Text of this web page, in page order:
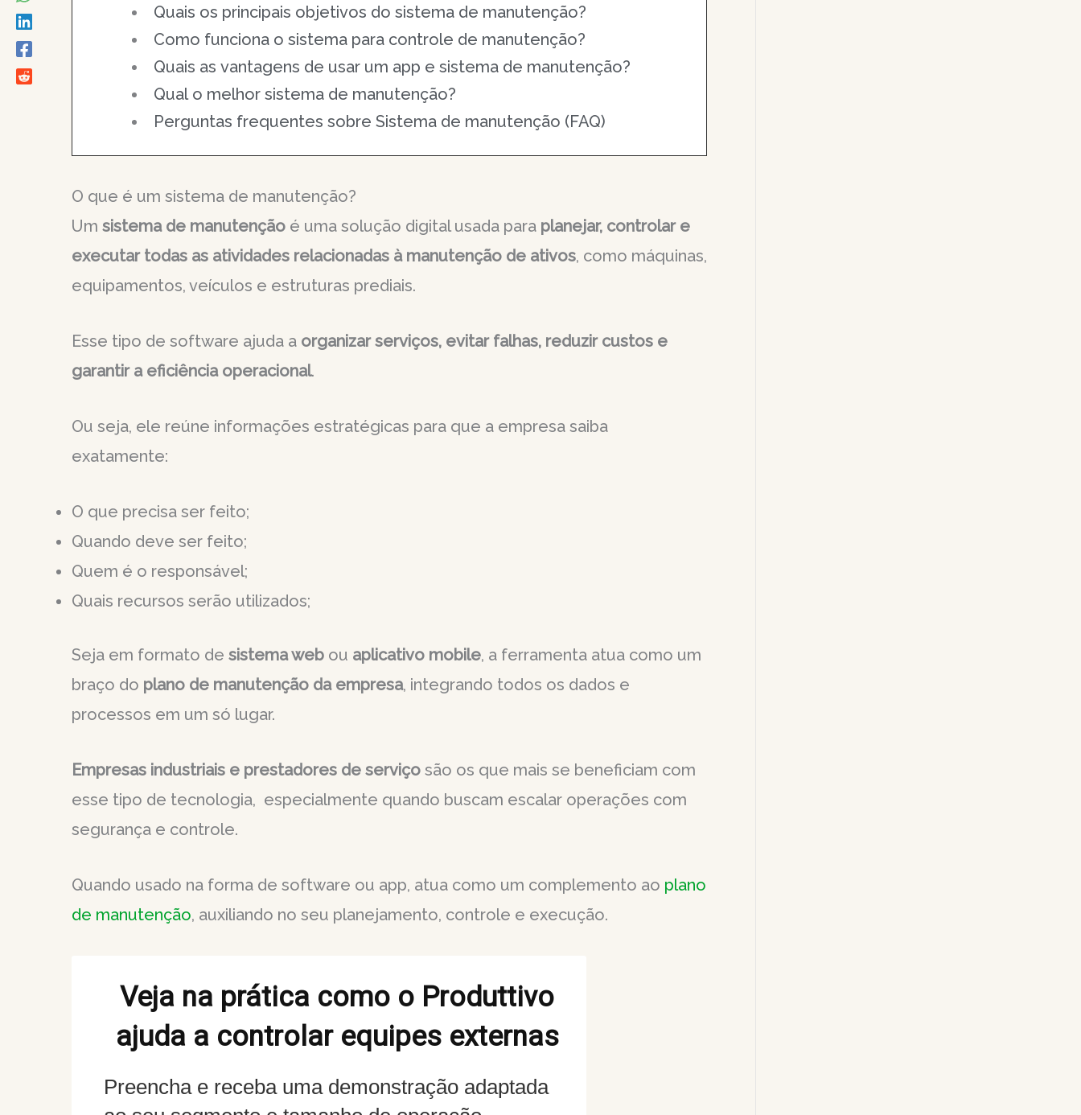
Quais os principais objetivos do sistema de manutenção?
Como funciona o sistema para controle de manutenção?
Quais as vantagens de usar um app e sistema de manutenção?
Qual o melhor sistema de manutenção?
Perguntas frequentes sobre Sistema de manutenção (FAQ)
O que é um sistema de manutenção?
Um sistema de manutenção é uma solução digital usada para planejar, controlar e
executar todas as atividades relacionadas à manutenção de ativos, como máquinas,
equipamentos, veículos e estruturas prediais.
Esse tipo de software ajuda a organizar serviços, evitar falhas, reduzir custos e
garantir a eficiência operacional.
Ou seja, ele reúne informações estratégicas para que a empresa saiba
exatamente:
O que precisa ser feito;
Quando deve ser feito;
Quem é o responsável;
Quais recursos serão utilizados;
Seja em formato de sistema web ou aplicativo mobile, a ferramenta atua como um
braço do plano de manutenção da empresa, integrando todos os dados e
processos em um só lugar.
Empresas industriais e prestadores de serviço são os que mais se beneficiam com
esse tipo de tecnologia, especialmente quando buscam escalar operações com
segurança e controle.
Quando usado na forma de software ou app, atua como um complemento ao plano
de manutenção, auxiliando no seu planejamento, controle e execução.
Veja na prática como o Produttivo
ajuda a controlar equipes externas
Preencha e receba uma demonstração adaptada